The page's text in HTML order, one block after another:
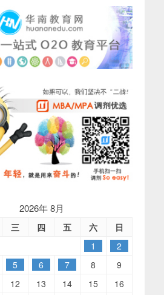
2026年 8月
三 四 五 六
日
1
2
5 6 7 8
9
12 13 14 15
16